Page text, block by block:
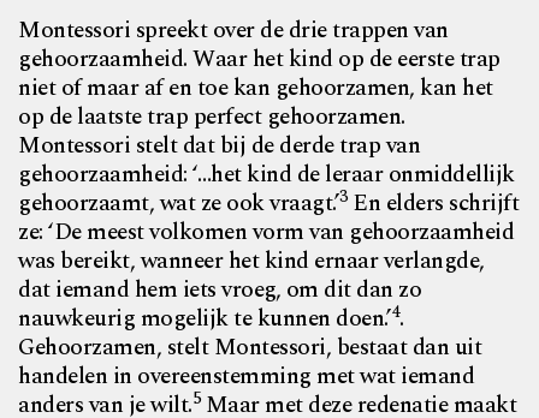
Montessori spreekt over de drie trappen van
gehoorzaamheid. Waar het kind op de eerste trap
niet of maar af en toe kan gehoorzamen, kan het
op de laatste trap perfect gehoorzamen.
Montessori stelt dat bij de derde trap van
gehoorzaamheid: ‘…het kind de leraar onmiddellijk
gehoorzaamt, wat ze ook vraagt.’3En elders schrijft
ze: ‘De meest volkomen vorm van gehoorzaamheid
was bereikt, wanneer het kind ernaar verlangde,
dat iemand hem iets vroeg, om dit dan zo
nauwkeurig mogelijk te kunnen doen.’4.
Gehoorzamen, stelt Montessori, bestaat dan uit
handelen in overeenstemming met wat iemand
anders van je wilt.5Maar met deze redenatie maakt